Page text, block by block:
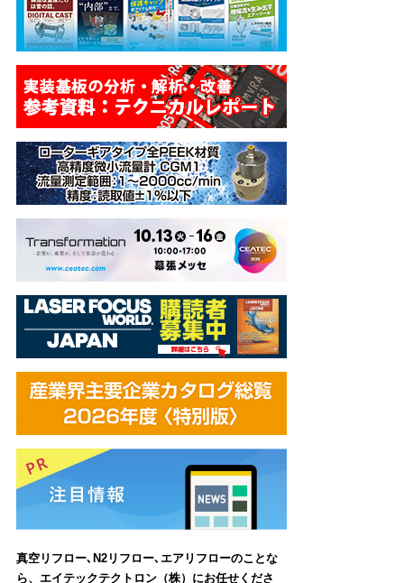
真空リフロー､N2リフロー､エアリフローのことな
ら、エイテックテクトロン（株）にお任せくださ